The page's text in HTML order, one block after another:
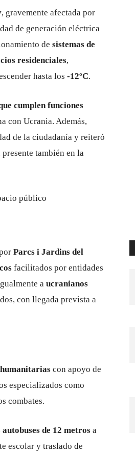
, gravemente afectada por
de generación eléctrica
de sistemas de
residenciales,
hasta los -12ºC.
cumplen funciones
con Ucrania. Además,
de la ciudadanía y reiteró
también en la
Parcs i Jardins del
facilitados por entidades
a ucranianos
con llegada prevista a
con apoyo de
especializados como
combates.
autobuses de 12 metros a
escolar y traslado de